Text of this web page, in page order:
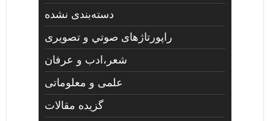
دسته‌بندی نشده
راپورتاژهای صوتي و تصويری
شعر،ادب و عرفان
علمی و معلوماتی
گزیده مقالات